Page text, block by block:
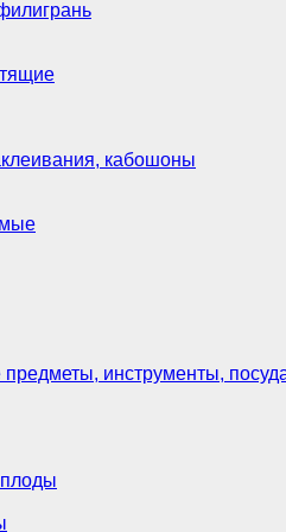
кабошоны
инструменты,
плоды